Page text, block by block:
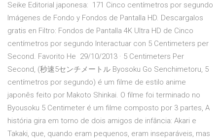
Seike Editorial japonesa: 171 Cinco centímetros por segundo
Imágenes de Fondo y Fondos de Pantalla HD. Descargalos
gratis en Filtro: Fondos de Pantalla 4K Ultra HD de Cinco
centímetros por segundo Interactuar con 5 Centimeters per
Second. Favorito He 29/10/2013 · 5 Centimeters Per
Second, (秒速5センチメートル Byosoku Go Senchimetoru, 5
centímetros por segundo) é um filme de estilo anime
japonês feito por Makoto Shinkai. O filme foi terminado no
Byousoku 5 Centimeter é um filme composto por 3 partes, A
história gira em torno de dois amigos de infância: Akari e
Takaki, que, quando eram pequenos, eram inseparáveis, mas